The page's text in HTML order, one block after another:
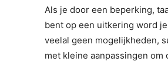
Als je door een beperking,
bent op een uitkering word
veelal geen mogelijkheden,
met kleine aanpassingen